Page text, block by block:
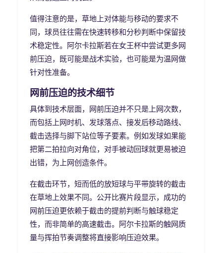
值得注意的是，草地上对体能与移动的要求不
同，球员往往需在快速转移和分秒判断中保留技
术稳定性。阿尔卡拉斯若在女王杯中尝试更多网
前压迫，既可能是战术实验，也可能是为温网做
针对性准备。
网前压迫的技术细节
具体到技术层面，网前压迫并不只是上网次数，
而包括上网时机、发球落点、接发后移动路线、
截击选择与脚下站位等子要素。例如发球如果能
把第二拍拉向对角位，对手被动回球就更易被迫
出错，为上网创造条件。
在截击环节，短而低的放短球与平带旋转的截击
在草地上效果不同。公开比赛片段显示，成功的
网前压迫更依赖于截击的提前判断与触球稳定
性，而非简单的高速截击。阿尔卡拉斯的触网质
量与挥拍节奏调整将直接影响压迫效果。